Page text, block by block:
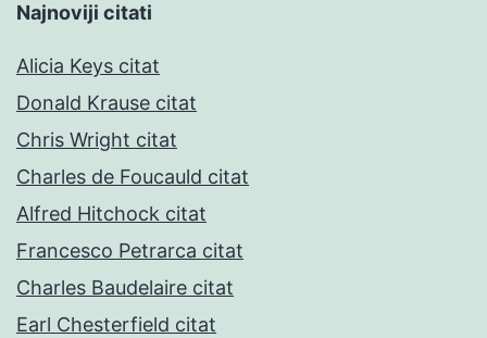
Najnoviji citati
Alicia Keys citat
Donald Krause citat
Chris Wright citat
Charles de Foucauld citat
Alfred Hitchock citat
Francesco Petrarca citat
Charles Baudelaire citat
Earl Chesterfield citat